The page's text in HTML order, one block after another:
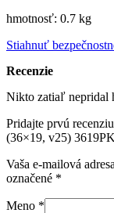
hmotnosť: 0.7 kg
Stiahnuť
Recenzie
Nikto zatiaľ nepridal
Pridajte prvú
(36×19, v25)
Vaša e-mailová
označené *
Meno *